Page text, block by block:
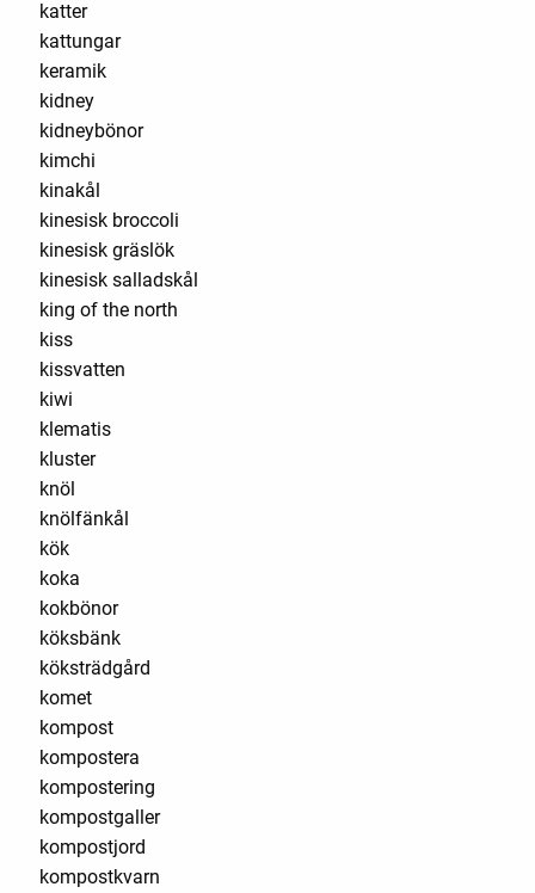
katter
kattungar
keramik
kidney
kidneybönor
kimchi
kinakål
kinesisk broccoli
kinesisk gräslök
kinesisk salladskål
king of the north
kiss
kissvatten
kiwi
klematis
kluster
knöl
knölfänkål
kök
koka
kokbönor
köksbänk
köksträdgård
komet
kompost
kompostera
kompostering
kompostgaller
kompostjord
kompostkvarn